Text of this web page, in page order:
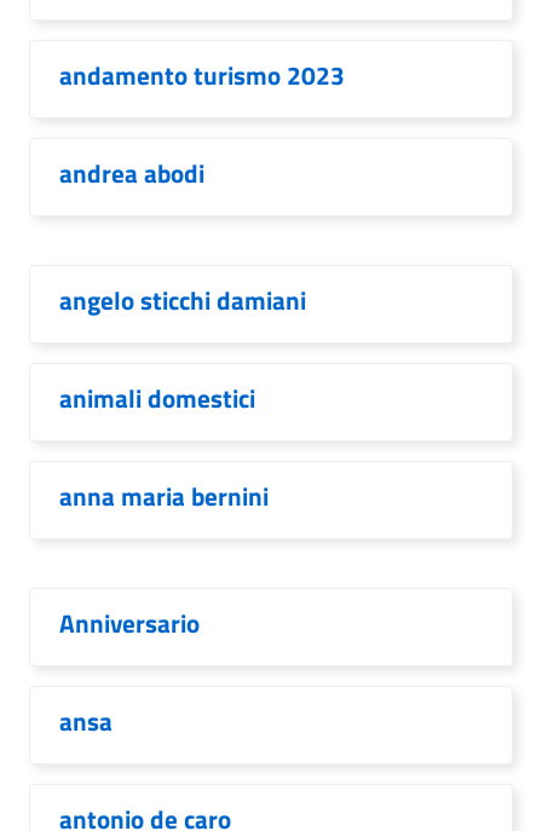
andamento turismo 2023
andrea abodi
angelo sticchi damiani
animali domestici
anna maria bernini
Anniversario
ansa
antonio de caro